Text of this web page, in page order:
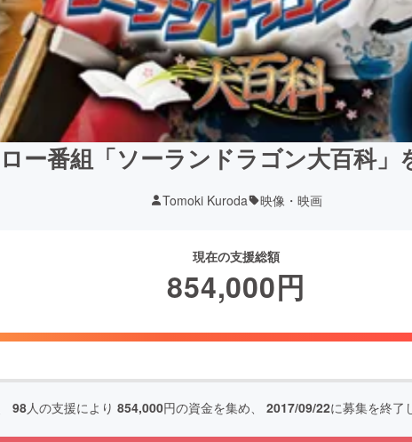
ー番組「ソーランドラゴン大百科」
Tomoki Kuroda 映像・映画
現在の支援総額
854,000円
98人の支援により 854,000円の資金を集め、 2017/09/22に募集を終了